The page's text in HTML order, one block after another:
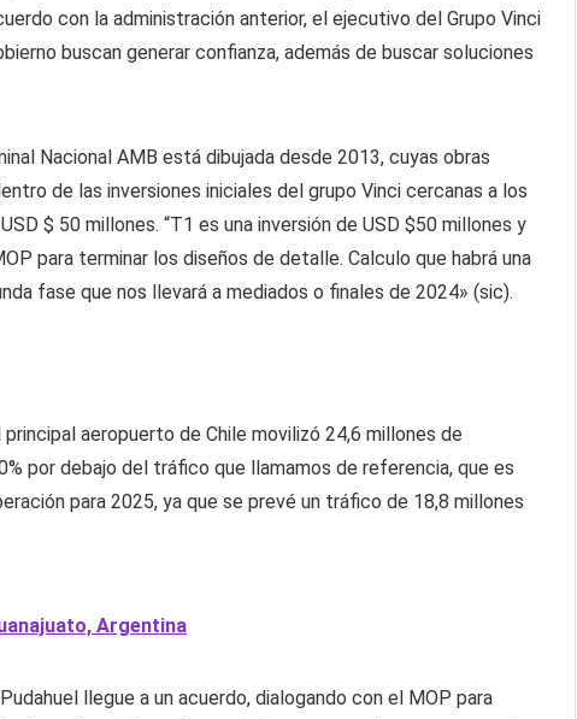
con la administración anterior, el ejecutivo del Grupo Vinci
buscan generar confianza, además de buscar soluciones
Nacional AMB está dibujada desde 2013, cuyas obras
de las inversiones iniciales del grupo Vinci cercanas a los
$ 50 millones. “T1 es una inversión de USD $50 millones y
para terminar los diseños de detalle. Calculo que habrá una
fase que nos llevará a mediados o finales de 2024» (sic).
aeropuerto de Chile movilizó 24,6 millones de
por debajo del tráfico que llamamos de referencia, que es
para 2025, ya que se prevé un tráfico de 18,8 millones
Argentina
llegue a un acuerdo, dialogando con el MOP para